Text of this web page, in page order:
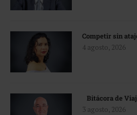
Competir sin
4 agosto, 2026
Bitácora de
3 agosto, 2026